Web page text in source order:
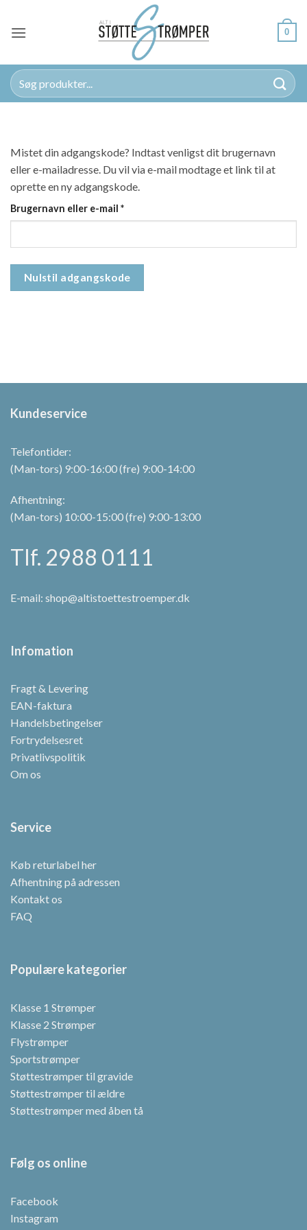
indhold
0
Søg
efter:
Mistet din adgangskode? Indtast venligst dit brugernavn
eller e-mailadresse. Du vil via e-mail modtage et link til at
oprette en ny adgangskode.
Brugernavn eller e-mail *Påkrævet
Nulstil adgangskode
Kundeservice
Telefontider:
(Man-tors) 9:00-16:00 (fre) 9:00-14:00
Afhentning:
(Man-tors) 10:00-15:00 (fre) 9:00-13:00
Tlf. 2988 0111
E-mail: shop@altistoettestroemper.dk
Infomation
Fragt & Levering
EAN-faktura
Handelsbetingelser
Fortrydelsesret
Privatlivspolitik
Om os
Service
Køb returlabel her
Afhentning på adressen
Kontakt os
FAQ
Populære kategorier
Klasse 1 Strømper
Klasse 2 Strømper
Flystrømper
Sportstrømper
Støttestrømper til gravide
Støttestrømper til ældre
Støttestrømper med åben tå
Følg os online
Facebook
Instagram